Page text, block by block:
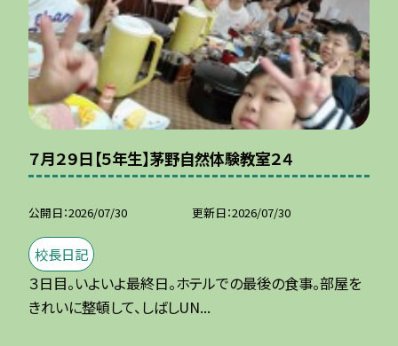
７月２９日【５年生】茅野自然体験教室２４
公開日 2026/07/30 更新日 2026/07/30
校長日記
３日目。いよいよ最終日。ホテルでの最後の食事。部屋を
きれいに整頓して、しばしUN...